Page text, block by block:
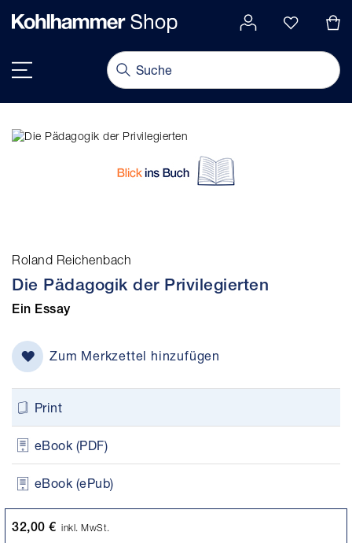
springen
Roland Reichenbach
Die Pädagogik der Privilegierten
Ein Essay
Zum Merkzettel hinzufügen
Print
eBook (PDF)
eBook (ePub)
32,00 € inkl. MwSt.